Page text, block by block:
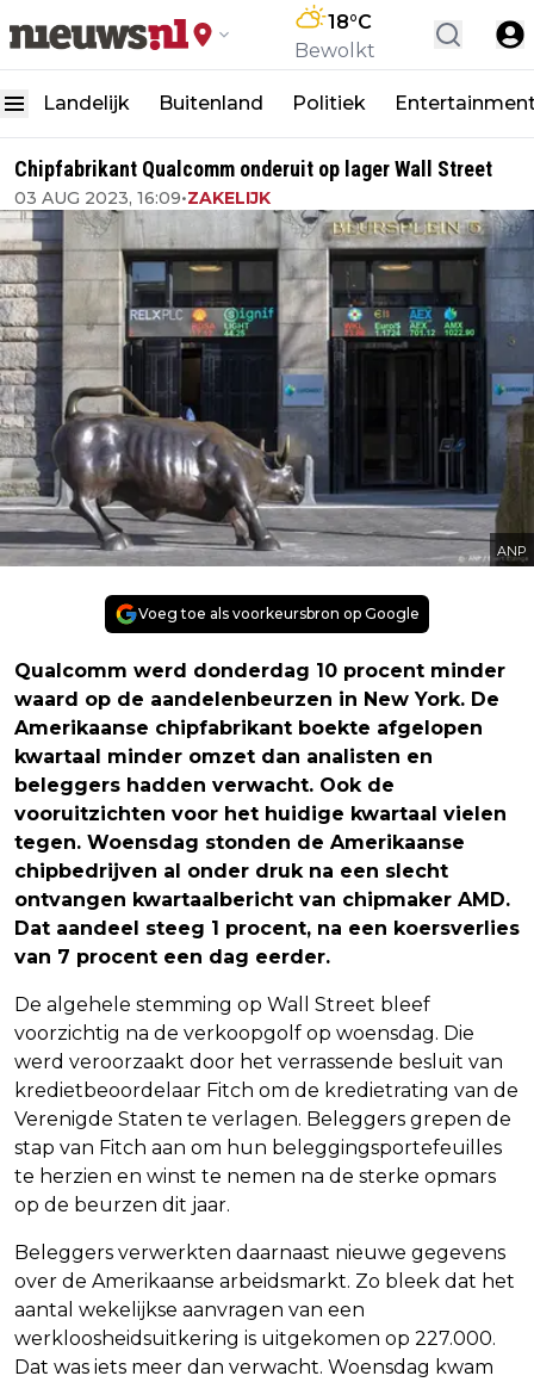
18°C
Bewolkt
Landelijk Buitenland Politiek
Chipfabrikant Qualcomm onderuit op lager Wall Street
03 AUG 2023, 16:09•ZAKELIJK
ANP
Voeg toe als voorkeursbron op Google
Qualcomm werd donderdag 10 procent minder
waard op de aandelenbeurzen in New York. De
Amerikaanse chipfabrikant boekte afgelopen
kwartaal minder omzet dan analisten en
beleggers hadden verwacht. Ook de
vooruitzichten voor het huidige kwartaal vielen
tegen. Woensdag stonden de Amerikaanse
chipbedrijven al onder druk na een slecht
ontvangen kwartaalbericht van chipmaker AMD.
Dat aandeel steeg 1 procent, na een koersverlies
van 7 procent een dag eerder.
De algehele stemming op Wall Street bleef
voorzichtig na de verkoopgolf op woensdag. Die
werd veroorzaakt door het verrassende besluit van
kredietbeoordelaar Fitch om de kredietrating van de
Verenigde Staten te verlagen. Beleggers grepen de
stap van Fitch aan om hun beleggingsportefeuilles
te herzien en winst te nemen na de sterke opmars
op de beurzen dit jaar.
Beleggers verwerkten daarnaast nieuwe gegevens
over de Amerikaanse arbeidsmarkt. Zo bleek dat het
aantal wekelijkse aanvragen van een
werkloosheidsuitkering is uitgekomen op 227.000.
Dat was iets meer dan verwacht. Woensdag kwam